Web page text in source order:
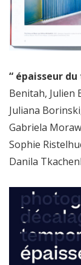
“ épaisseur du
Benitah, Julien
Juliana
Gabriela
Sophie
Danila